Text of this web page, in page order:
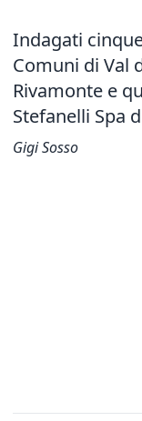
Indagati
Comuni di Val
Rivamonte e
Stefanelli Spa
Gigi Sosso